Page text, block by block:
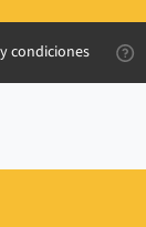
condiciones